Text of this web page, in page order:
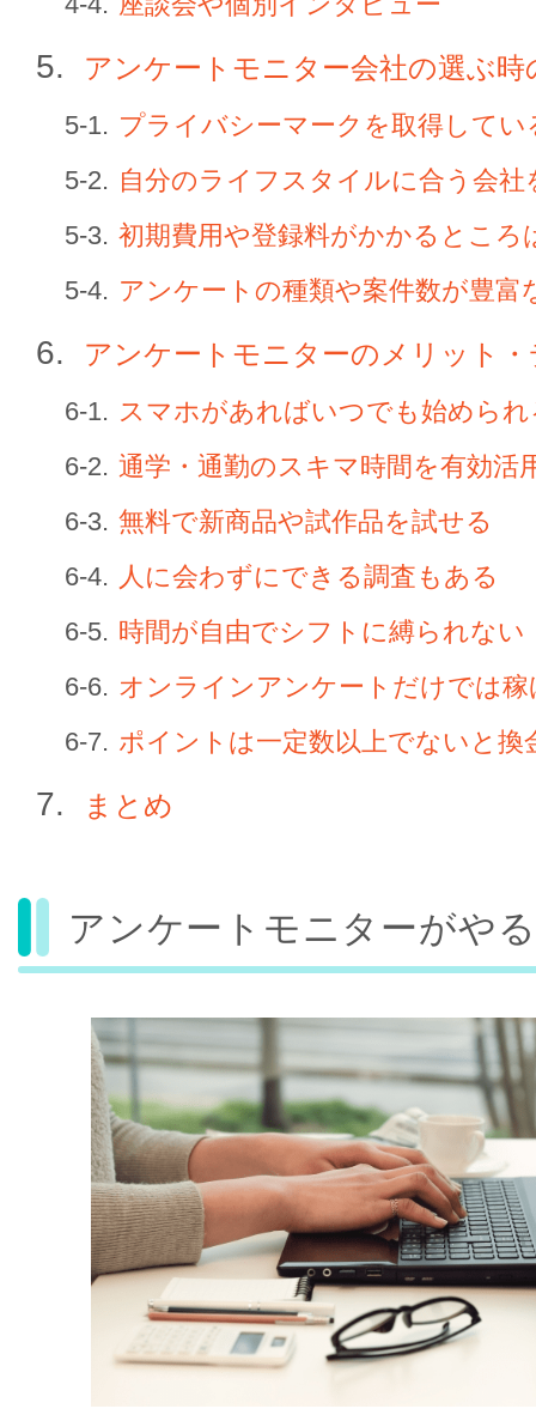
アンケートモニター会社の選ぶ
プライバシーマークを取得してい
自分のライフスタイルに合う会社
初期費用や登録料がかかるところ
アンケートの種類や案件数が豊富
アンケートモニターのメリット
スマホがあればいつでも始められ
通学・通勤のスキマ時間を有効活
無料で新商品や試作品を試せる
人に会わずにできる調査もある
時間が自由でシフトに縛られない
オンラインアンケートだけでは
ポイントは一定数以上でないと換
まとめ
アンケートモニターがや